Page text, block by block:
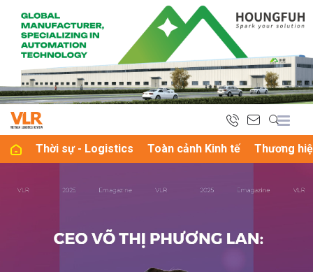
Thời sự - Logistics Toàn cảnh Kinh tế Thương
luận